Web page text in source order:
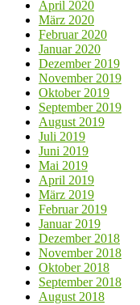
April 2020
März 2020
Februar 2020
Januar 2020
Dezember 2019
November 2019
Oktober 2019
September 2019
August 2019
Juli 2019
Juni 2019
Mai 2019
April 2019
März 2019
Februar 2019
Januar 2019
Dezember 2018
November 2018
Oktober 2018
September 2018
August 2018